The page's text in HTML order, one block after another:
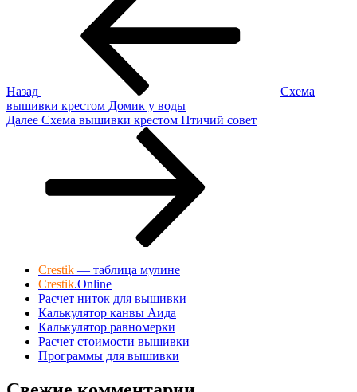
Назад
Схема
вышивки крестом Домик у воды
Следующая
Далее Схема вышивки крестом Птичий совет
Crestik — таблица мулине
Crestik.Online
Расчет ниток для вышивки
Калькулятор канвы Аида
Калькулятор равномерки
Расчет стоимости вышивки
Программы для вышивки